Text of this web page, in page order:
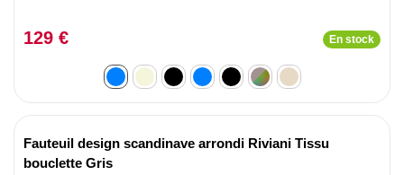
129 € En stock
Fauteuil design scandinave arrondi Riviani Tissu
bouclette Gris